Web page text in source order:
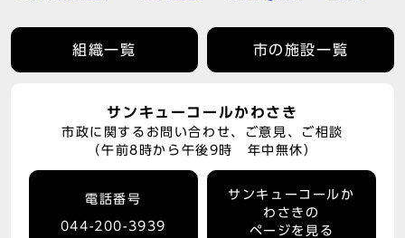
組織一覧 市の施設一覧
サンキューコールかわさき
市政に関するお問い合わせ、ご意見、ご相談
（午前8時から午後9時 年中無休）
電話番号
044-200-3939
サンキューコールか
わさきの
ページを見る